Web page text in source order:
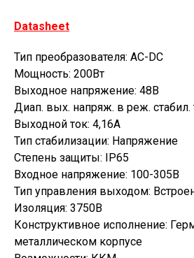
Datasheet
Тип преобразователя: AC-DC
Мощность: 200Вт
Выходное напряжение: 48В
Диап. вых. напряж. в реж. стабил.
Выходной ток: 4,16А
Тип стабилизации: Напряжение
Степень защиты: IP65
Входное напряжение: 100-305В
Тип управления выходом:
Изоляция: 3750В
Конструктивное исполнение:
металлическом корпусе